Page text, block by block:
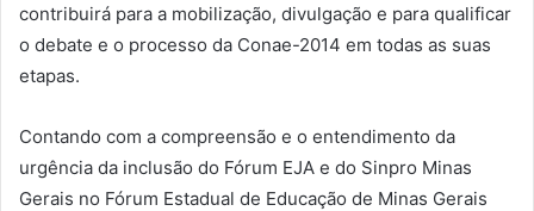
contribuirá para a mobilização, divulgação e para qualificar
o debate e o processo da Conae-2014 em todas as suas
etapas.
Contando com a compreensão e o entendimento da
urgência da inclusão do Fórum EJA e do Sinpro Minas
Gerais no Fórum Estadual de Educação de Minas Gerais